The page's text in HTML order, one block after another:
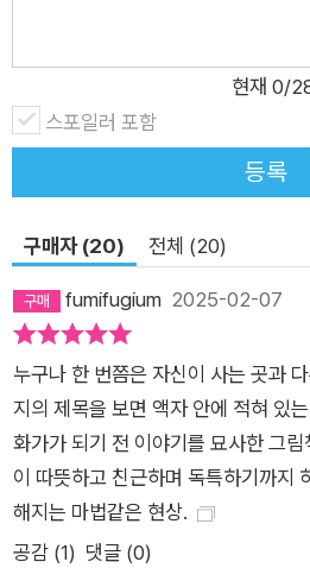
현재 0/
스포일러 포함
등록
구매자 (20) 전체 (20)
fumifugium 2025-02-07
누구나 한 번쯤은 자신이 사는 곳과
지의 제목을 보면 액자 안에 적혀 있
화가가 되기 전 이야기를 묘사한 그
이 따뜻하고 친근하며 독특하기까지
해지는 마법같은 현상.
공감 (1) 댓글 (0)